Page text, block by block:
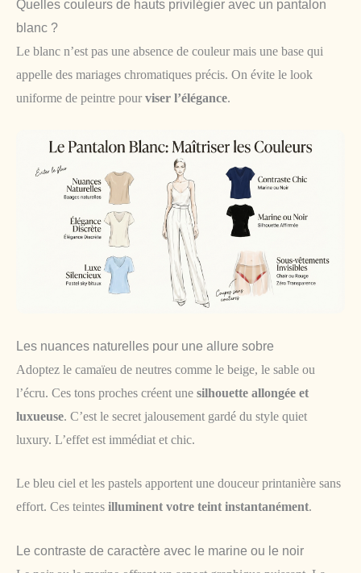
Quelles couleurs de hauts privilégier avec un pantalon
blanc ?
Le blanc n’est pas une absence de couleur mais une base qui
appelle des mariages chromatiques précis. On évite le look
uniforme de peintre pour viser l’élégance.
Les nuances naturelles pour une allure sobre
Adoptez le camaïeu de neutres comme le beige, le sable ou
l’écru. Ces tons proches créent une silhouette allongée et
luxueuse. C’est le secret jalousement gardé du style quiet
luxury. L’effet est immédiat et chic.
Le bleu ciel et les pastels apportent une douceur printanière sans
effort. Ces teintes illuminent votre teint instantanément.
Le contraste de caractère avec le marine ou le noir